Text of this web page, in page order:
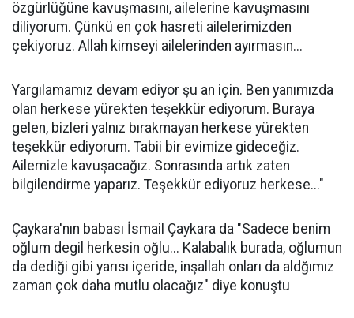
özgürlüğüne kavuşmasını, ailelerine kavuşmasını
diliyorum. Çünkü en çok hasreti ailelerimizden
çekiyoruz. Allah kimseyi ailelerinden ayırmasın...
Yargılamamız devam ediyor şu an için. Ben yanımızda
olan herkese yürekten teşekkür ediyorum. Buraya
gelen, bizleri yalnız bırakmayan herkese yürekten
teşekkür ediyorum. Tabii bir evimize gideceğiz.
Ailemizle kavuşacağız. Sonrasında artık zaten
bilgilendirme yaparız. Teşekkür ediyoruz herkese..."
Çaykara'nın babası İsmail Çaykara da "Sadece benim
oğlum degil herkesin oğlu... Kalabalık burada, oğlumun
da dediği gibi yarısı içeride, inşallah onları da aldğımız
zaman çok daha mutlu olacağız" diye konuştu